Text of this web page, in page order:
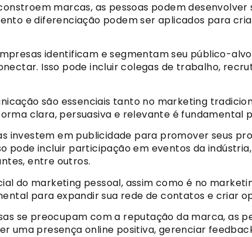
marcas, as pessoas podem desenvolver
e diferenciação podem ser aplicados para
identificam e segmentam seu público-
Isso pode incluir colegas de trabalho,
são essenciais tanto no marketing
clara, persuasiva e relevante é fundamental
investem em publicidade para promover seus
pode incluir participação em eventos da
entre outros.
do marketing pessoal, assim como é no
para expandir sua rede de contatos e criar
se preocupam com a reputação da marca, as
uma presença online positiva, gerenciar